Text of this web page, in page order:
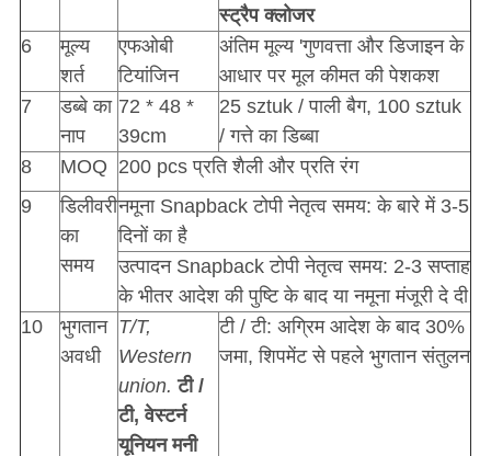
स्ट्रैप क्लोजर
6
मूल्य
शर्त
एफओबी
टियांजिन
अंतिम मूल्य 'गुणवत्ता और डिजाइन के
आधार पर मूल कीमत की पेशकश
7
डब्बे का
नाप
72 * 48 *
39cm
25 sztuk / पाली बैग, 100 sztuk
/ गत्ते का डिब्बा
8
MOQ 200 pcs प्रति शैली और प्रति रंग
9
डिलीवरी
का
समय
नमूना Snapback टोपी नेतृत्व समय: के बारे में 3-5
दिनों का है
उत्पादन Snapback टोपी नेतृत्व समय: 2-3 सप्ताह
के भीतर आदेश की पुष्टि के बाद या नमूना मंजूरी दे दी
10
भुगतान
अवधी
T/T,
Western
union. टी /
टी, वेस्टर्न
यूनियन मनी
टी / टी: अग्रिम आदेश के बाद 30%
जमा, शिपमेंट से पहले भुगतान संतुलन